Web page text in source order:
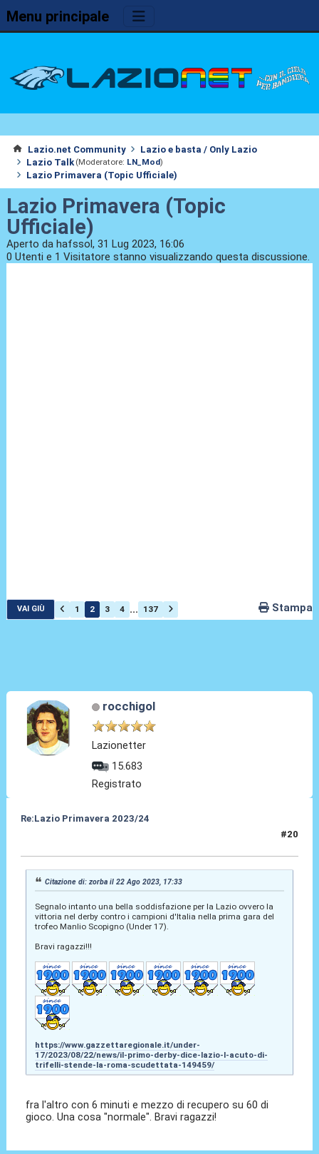
Menu principale
Lazio.net Community
Lazio e basta / Only Lazio
Lazio Talk (Moderatore: LN_Mod)
Lazio Primavera (Topic Ufficiale)
Lazio Primavera (Topic
Ufficiale)
Aperto da hafssol, 31 Lug 2023, 16:06
0 Utenti e 1 Visitatore stanno visualizzando questa discussione.
VAI GIÙ 1 2 3 4 ... 137 Stampa
rocchigol
Lazionetter
15.683
Registrato
Re:Lazio Primavera 2023/24
#20
Citazione di: zorba il 22 Ago 2023, 17:33
Segnalo intanto una bella soddisfazione per la Lazio ovvero la
vittoria nel derby contro i campioni d'Italia nella prima gara del
trofeo Manlio Scopigno (Under 17).
Bravi ragazzi!!!
https://www.gazzettaregionale.it/under-
17/2023/08/22/news/il-primo-derby-dice-lazio-l-acuto-di-
trifelli-stende-la-roma-scudettata-149459/
fra l'altro con 6 minuti e mezzo di recupero su 60 di
gioco. Una cosa "normale". Bravi ragazzi!